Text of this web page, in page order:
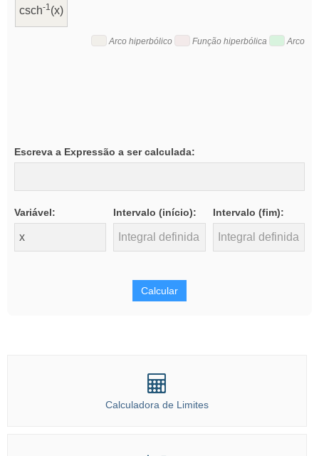
csch-1(x)
Arco hiperbólico Função hiperbólica Arco
Escreva a Expressão a ser calculada:
Variável: Intervalo (início): Intervalo (fim):
Calcular
Calculadora de Limites